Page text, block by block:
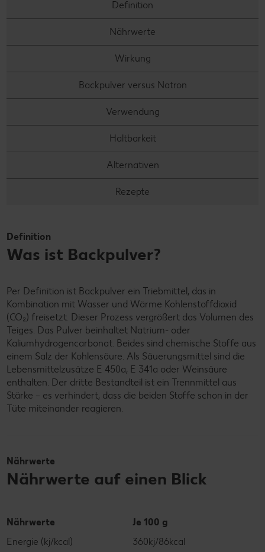
Definition
Nährwerte
Wirkung
Backpulver versus Natron
Verwendung
Haltbarkeit
Alternativen
Rezepte
Definition
Was ist Backpulver?
Per Definition ist Backpulver ein Triebmittel, das in
Kombination mit Wasser und Wärme Kohlenstoffdioxid
(CO₂) freisetzt. Dieser Prozess vergrößert das Volumen des
Teiges. Das Pulver beinhaltet Natrium- oder
Kaliumhydrogencarbonat. Beides sind chemische Stoffe aus
einem Salz der Kohlensäure. Als Säuerungsmittel sind die
Lebensmittelzusätze E 450a, E 341a oder Weinsäure
enthalten. Der dritte Bestandteil ist ein Trennmittel aus
Stärke – es verhindert, dass die beiden Stoffe schon in der
Tüte miteinander reagieren.
Nährwerte
Nährwerte auf einen Blick
Nährwerte
Je 100 g
Energie (kj/kcal)
360kj/86kcal